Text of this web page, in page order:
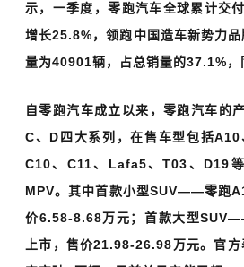
示，一季度，零跑汽车全球累计交
增长25.8%，领跑中国造车新势力
量为40901辆，占总销量的37.1%，
自零跑汽车成立以来，零跑汽车的
C、D四大系列，在售车型包括A10
C10、C11、Lafa5、T03、D19等
MPV。其中首款小型SUV——零跑
价6.58-8.68万元；首款大型
上市，售价21.98-26.98万元。官